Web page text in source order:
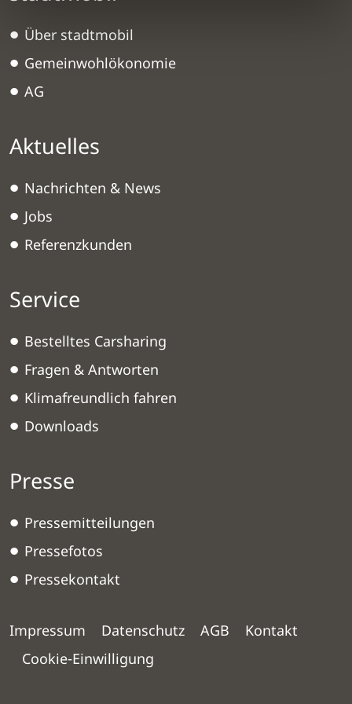
Über stadtmobil
Gemeinwohlökonomie
AG
Aktuelles
Nachrichten & News
Jobs
Referenzkunden
Service
Bestelltes Carsharing
Fragen & Antworten
Klimafreundlich fahren
Downloads
Presse
Pressemitteilungen
Pressefotos
Pressekontakt
Impressum Datenschutz AGB
Kontakt
Cookie-Einwilligung